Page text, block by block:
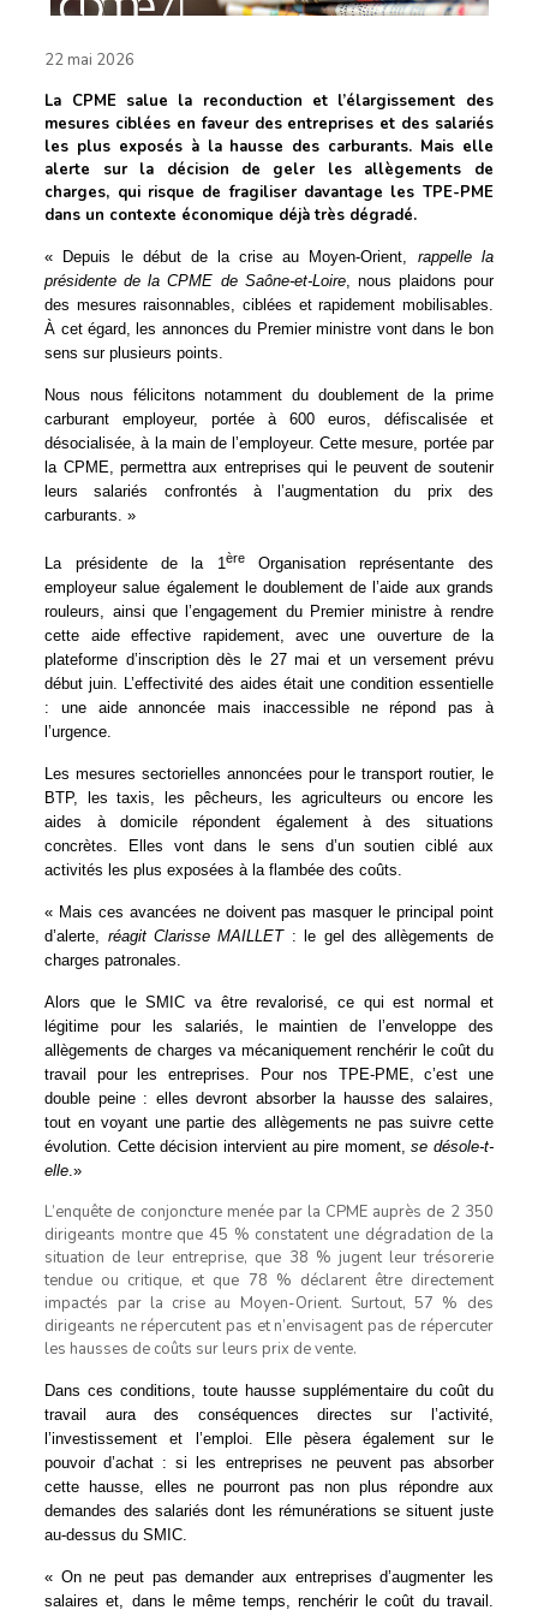
22 mai 2026
La CPME salue la reconduction et l’élargissement des
mesures ciblées en faveur des entreprises et des salariés
les plus exposés à la hausse des carburants. Mais elle
alerte sur la décision de geler les allègements de
charges, qui risque de fragiliser davantage les TPE-PME
dans un contexte économique déjà très dégradé.
« Depuis le début de la crise au Moyen-Orient, rappelle la
présidente de la CPME de Saône-et-Loire, nous plaidons pour
des mesures raisonnables, ciblées et rapidement mobilisables.
À cet égard, les annonces du Premier ministre vont dans le bon
sens sur plusieurs points.
Nous nous félicitons notamment du doublement de la prime
carburant employeur, portée à 600 euros, défiscalisée et
désocialisée, à la main de l’employeur. Cette mesure, portée par
la CPME, permettra aux entreprises qui le peuvent de soutenir
leurs salariés confrontés à l’augmentation du prix des
carburants. »
La présidente de la 1èreOrganisation représentante des
employeur salue également le doublement de l’aide aux grands
rouleurs, ainsi que l’engagement du Premier ministre à rendre
cette aide effective rapidement, avec une ouverture de la
plateforme d’inscription dès le 27 mai et un versement prévu
début juin. L’effectivité des aides était une condition essentielle
: une aide annoncée mais inaccessible ne répond pas à
l’urgence.
Les mesures sectorielles annoncées pour le transport routier, le
BTP, les taxis, les pêcheurs, les agriculteurs ou encore les
aides à domicile répondent également à des situations
concrètes. Elles vont dans le sens d’un soutien ciblé aux
activités les plus exposées à la flambée des coûts.
« Mais ces avancées ne doivent pas masquer le principal point
d’alerte, réagit Clarisse MAILLET: le gel des allègements de
charges patronales.
Alors que le SMIC va être revalorisé, ce qui est normal et
légitime pour les salariés, le maintien de l’enveloppe des
allègements de charges va mécaniquement renchérir le coût du
travail pour les entreprises. Pour nos TPE-PME, c’est une
double peine : elles devront absorber la hausse des salaires,
tout en voyant une partie des allègements ne pas suivre cette
évolution. Cette décision intervient au pire moment,se désole-t-
elle .»
L’enquête de conjoncture menée par la CPME auprès de 2 350
dirigeants montre que 45 % constatent une dégradation de la
situation de leur entreprise, que 38 % jugent leur trésorerie
tendue ou critique, et que 78 % déclarent être directement
impactés par la crise au Moyen-Orient. Surtout, 57 % des
dirigeants ne répercutent pas et n’envisagent pas de répercuter
les hausses de coûts sur leurs prix de vente.
Dans ces conditions, toute hausse supplémentaire du coût du
travail aura des conséquences directes sur l’activité,
l’investissement et l’emploi. Elle pèsera également sur le
pouvoir d’achat : si les entreprises ne peuvent pas absorber
cette hausse, elles ne pourront pas non plus répondre aux
demandes des salariés dont les rémunérations se situent juste
au-dessus du SMIC.
« On ne peut pas demander aux entreprises d’augmenter les
salaires et, dans le même temps, renchérir le coût du travail.